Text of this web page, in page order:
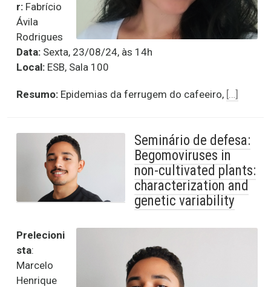
r: Fabrício
Ávila
Rodrigues
Data: Sexta, 23/08/24, às 14h
Local: ESB, Sala 100
Resumo: Epidemias da ferrugem do cafeeiro, […]
Seminário de defesa:
Begomoviruses in
non-cultivated plants:
characterization and
genetic variability
Prelecioni
sta:
Marcelo
Henrique